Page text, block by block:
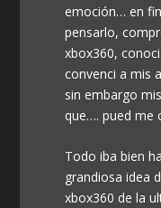
emoción… en
pensarlo,
xbox360,
convenci a mis
sin embargo
que…. pued me
Todo iba bien
grandiosa idea
xbox360 de la